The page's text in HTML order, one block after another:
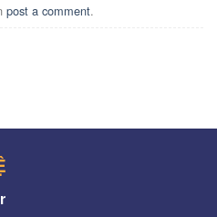
post a comment.